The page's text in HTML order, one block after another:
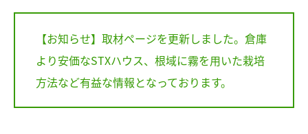
【お知らせ】取材ページを更新しました。倉庫
より安価なSTXハウス、根域に霧を用いた栽培
方法など有益な情報となっております。